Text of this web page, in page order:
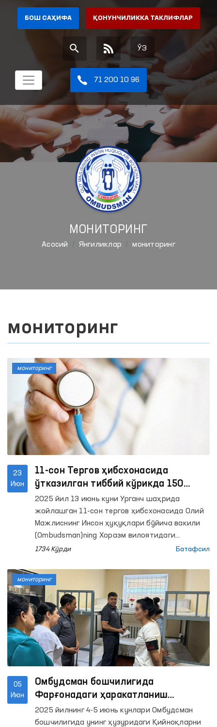
БОШ САҲИФА ҚОНУНЧИЛИККА ТАКЛИФЛАР
ЎЗ
71 200 10 96
МОНИТОРИНГ
Aсосий Янгиликлар мониторинг
мониторинг
23
Июн
11-сон Тергов ҳибсхонасида
ўтказилган тиббий кўрикда 150
нафар шахсга тиббий муолажалар
буюрилди
2025 йил 13 июнь куни Урганч шаҳрида
жойлашган 11-сон тергов ҳибсхонасида Олий
Мажлиснинг Инсон ҳуқуқлари бўйича вакили
(Ombudsman)ning Хоразм вилоятидаги
минтақавий вакили ташаббуси билан, Вилоят
тиббий кўрик ташкил этилди. Унда 150
нафарга яқин маҳбус қамраб олинди.
1734 Кўрди Батафсил
мониторинг
05
Июн
Омбудсман бошчилигида
Фарғонадаги ҳаракатланиш
эркинлиги чекланган шахслар
сақланадиган ёпиқ
2025 йилнинг 4-5 июнь кунлари Омбудсман
бошчилигида унинг ҳузуридаги Қийноқларни
мониторинг